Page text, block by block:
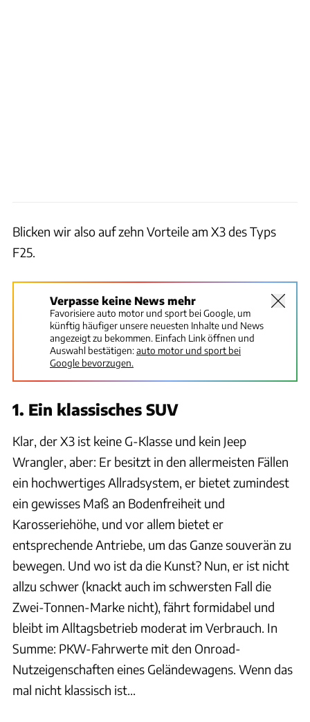
Blicken wir also auf zehn Vorteile am X3 des Typs
F25.
Verpasse keine News mehr
Favorisiere auto motor und sport bei Google, um
künftig häufiger unsere neuesten Inhalte und News
angezeigt zu bekommen. Einfach Link öffnen und
Auswahl bestätigen:auto motor und sport bei
Google bevorzugen.
1. Ein klassisches SUV
Klar, der X3 ist keine G-Klasse und kein Jeep
Wrangler, aber: Er besitzt in den allermeisten Fällen
ein hochwertiges Allradsystem, er bietet zumindest
ein gewisses Maß an Bodenfreiheit und
Karosseriehöhe, und vor allem bietet er
entsprechende Antriebe, um das Ganze souverän zu
bewegen. Und wo ist da die Kunst? Nun, er ist nicht
allzu schwer (knackt auch im schwersten Fall die
Zwei-Tonnen-Marke nicht), fährt formidabel und
bleibt im Alltagsbetrieb moderat im Verbrauch. In
Summe: PKW-Fahrwerte mit den Onroad-
Nutzeigenschaften eines Geländewagens. Wenn das
mal nicht klassisch ist...